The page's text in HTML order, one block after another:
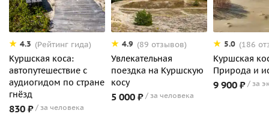
4.3 (Рейтинг гида)
Куршская коса:
автопутешествие с
аудиогидом по стране
гнёзд
830 ₽ за человека
4.9 (89 отзывов)
Увлекательная
поездка на Куршскую
косу
5 000 ₽ за человека
5.0 (186
Куршская
Природа и
9 900 ₽ за